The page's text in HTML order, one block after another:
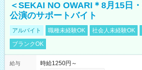
＜SEKAI NO OWARI＊8月15日
公演のサポートバイト
アルバイト 職種未経験OK 社会人未経験OK
ブランクOK
給与
時給1250円～